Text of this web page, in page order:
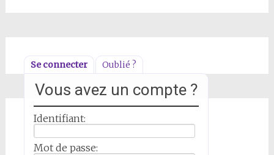
Se connecter Oublié ?
Vous avez un compte ?
Identifiant:
Mot de passe: